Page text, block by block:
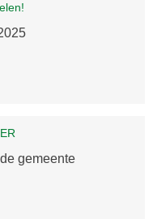
gemeente